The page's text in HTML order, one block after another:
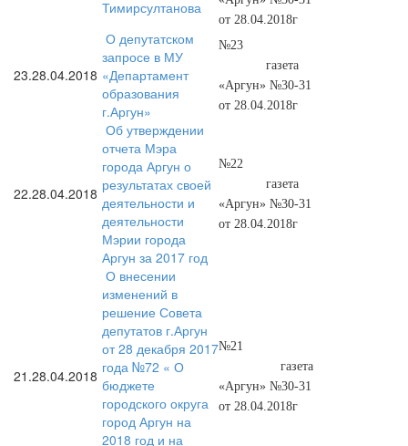
Тимирсултанова
от 28.04.2018г
23.28.04.2018
О депутатском
запросе в МУ
«Департамент
образования
г.Аргун»
№23
газета
«Аргун» №30-31
от 28.04.2018г
22.28.04.2018
Об утверждении
отчета Мэра
города Аргун о
результатах своей
деятельности и
деятельности
Мэрии города
Аргун за 2017 год
№22
газета
«Аргун» №30-31
от 28.04.2018г
21.28.04.2018
О внесении
изменений в
решение Совета
депутатов г.Аргун
от 28 декабря 2017
года №72 « О
бюджете
городского округа
город Аргун на
2018 год и на
№21
газета
«Аргун» №30-31
от 28.04.2018г